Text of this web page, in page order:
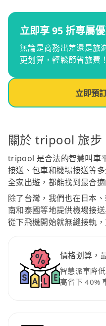
立即享 95 折專屬
無論是商務出差還是旅
更划算，輕鬆節省旅費！
立即預
關於 tripool 旅步
tripool 是合法的智慧叫車
接送、包車和機場接送等
全家出遊，都能找到最合適
除了台灣，我們也在日本
南和泰國等地提供機場接
從下飛機開始就無縫接軌，
價格划算，
智慧派車降
高省下 40%